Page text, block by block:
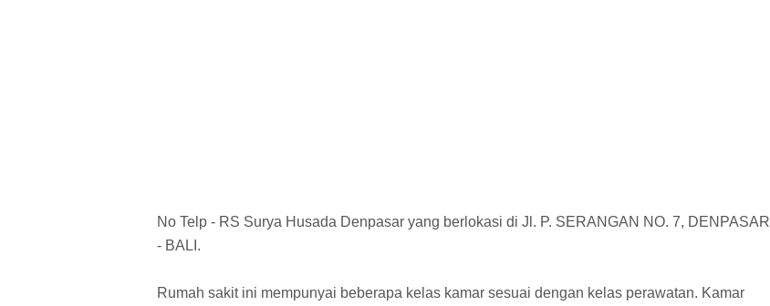
No Telp - RS Surya Husada Denpasar yang berlokasi di Jl. P. SERANGAN NO. 7, DENPASAR
- BALI.
Rumah sakit ini mempunyai beberapa kelas kamar sesuai dengan kelas perawatan. Kamar